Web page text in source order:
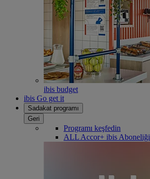
ibis budget
ibis Go get it
Sadakat programı
Geri
Programı keşfedin
ALL Accor+ ibis Aboneliği